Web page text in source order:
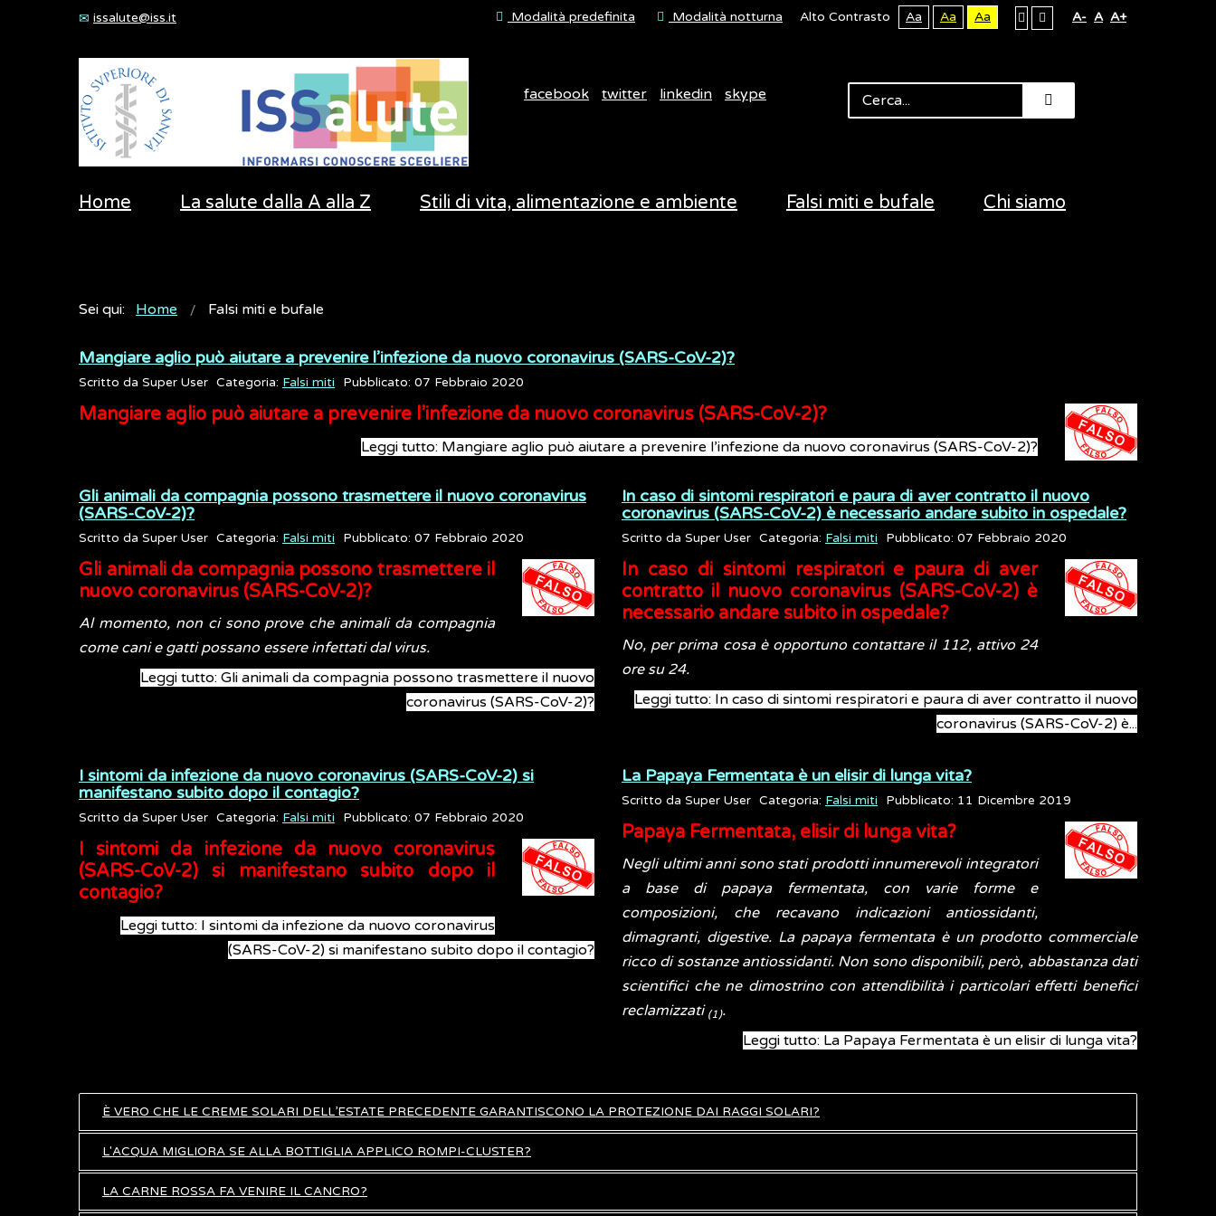
issalute@iss.it Modalità predefinita Modalità notturna Alto Contrasto Aa Aa Aa A- A A+
facebook twitter linkedin skype
Home La salute dalla A alla Z Stili di vita, alimentazione e ambiente Falsi miti e bufale Chi siamo
Sei qui: Home Falsi miti e bufale
Mangiare aglio può aiutare a prevenire l’infezione da nuovo coronavirus (SARS-CoV-2)?
Scritto da Super User Categoria: Falsi miti Pubblicato: 07 Febbraio 2020
Mangiare aglio può aiutare a prevenire l’infezione da nuovo coronavirus (SARS-CoV-2)?
Leggi tutto: Mangiare aglio può aiutare a prevenire l’infezione da nuovo coronavirus (SARS-CoV-2)?
Gli animali da compagnia possono trasmettere il nuovo coronavirus
(SARS-CoV-2)?
Scritto da Super User Categoria: Falsi miti Pubblicato: 07 Febbraio 2020
Gli animali da compagnia possono trasmettere il
nuovo coronavirus (SARS-CoV-2)?
Al momento, non ci sono prove che animali da compagnia
come cani e gatti possano essere infettati dal virus.
Leggi tutto: Gli animali da compagnia possono trasmettere il nuovo
coronavirus (SARS-CoV-2)?
In caso di sintomi respiratori e paura di aver contratto il nuovo
coronavirus (SARS-CoV-2) è necessario andare subito in ospedale?
Scritto da Super User Categoria: Falsi miti Pubblicato: 07 Febbraio 2020
In caso di sintomi respiratori e paura di aver
contratto il nuovo coronavirus (SARS-CoV-2) è
necessario andare subito in ospedale?
No, per prima cosa è opportuno contattare il 112, attivo 24
ore su 24.
Leggi tutto: In caso di sintomi respiratori e paura di aver contratto il nuovo
coronavirus (SARS-CoV-2) è...
I sintomi da infezione da nuovo coronavirus (SARS-CoV-2) si
manifestano subito dopo il contagio?
Scritto da Super User Categoria: Falsi miti Pubblicato: 07 Febbraio 2020
I sintomi da infezione da nuovo coronavirus
(SARS-CoV-2) si manifestano subito dopo il
contagio?
Leggi tutto: I sintomi da infezione da nuovo coronavirus
(SARS-CoV-2) si manifestano subito dopo il contagio?
La Papaya Fermentata è un elisir di lunga vita?
Scritto da Super User Categoria: Falsi miti Pubblicato: 11 Dicembre 2019
Papaya Fermentata, elisir di lunga vita?
Negli ultimi anni sono stati prodotti innumerevoli integratori
a base di papaya fermentata, con varie forme e
composizioni, che recavano indicazioni antiossidanti,
dimagranti, digestive. La papaya fermentata è un prodotto commerciale
ricco di sostanze antiossidanti. Non sono disponibili, però, abbastanza dati
scientifici che ne dimostrino con attendibilità i particolari effetti benefici
reclamizzati (1).
Leggi tutto: La Papaya Fermentata è un elisir di lunga vita?
È VERO CHE LE CREME SOLARI DELL’ESTATE PRECEDENTE GARANTISCONO LA PROTEZIONE DAI RAGGI SOLARI?
L'ACQUA MIGLIORA SE ALLA BOTTIGLIA APPLICO ROMPI-CLUSTER?
LA CARNE ROSSA FA VENIRE IL CANCRO?